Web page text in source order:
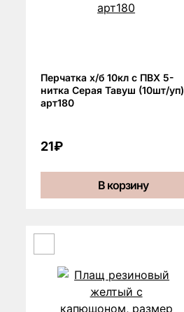
Перчатка х/б 10кл с ПВХ 5-
нитка Серая Тавуш (10шт/уп)
арт180
21₽
В корзину